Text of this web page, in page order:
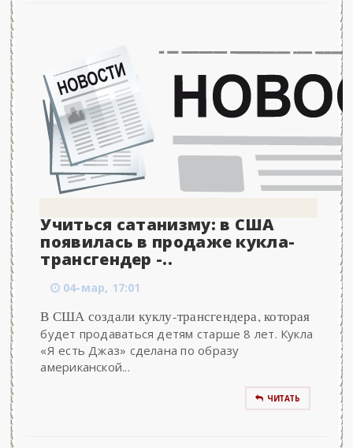
Учиться сатанизму: в США
появилась в продаже кукла-
трансгендер -..
04-мар, 17:01
В США создали куклу-трансгендера, которая
будет продаваться детям старше 8 лет. Кукла
«Я есть Джаз» сделана по образу
американской...
ЧИТАТЬ